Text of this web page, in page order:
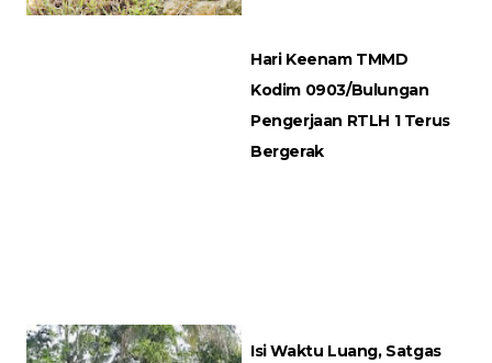
Hari Keenam TMMD
Kodim 0903/Bulungan
Pengerjaan RTLH 1 Terus
Bergerak
Isi Waktu Luang, Satgas